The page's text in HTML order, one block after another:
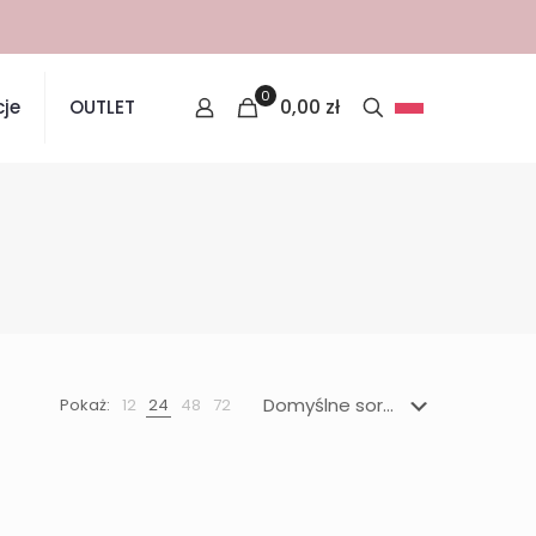
OUTLET 0 0,00 zł
Pokaż: 12 24 48 72